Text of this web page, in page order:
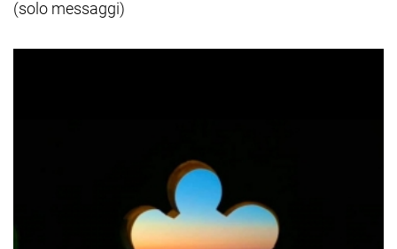
(solo messaggi)